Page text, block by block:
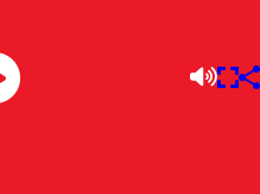
ministra enfatizó que